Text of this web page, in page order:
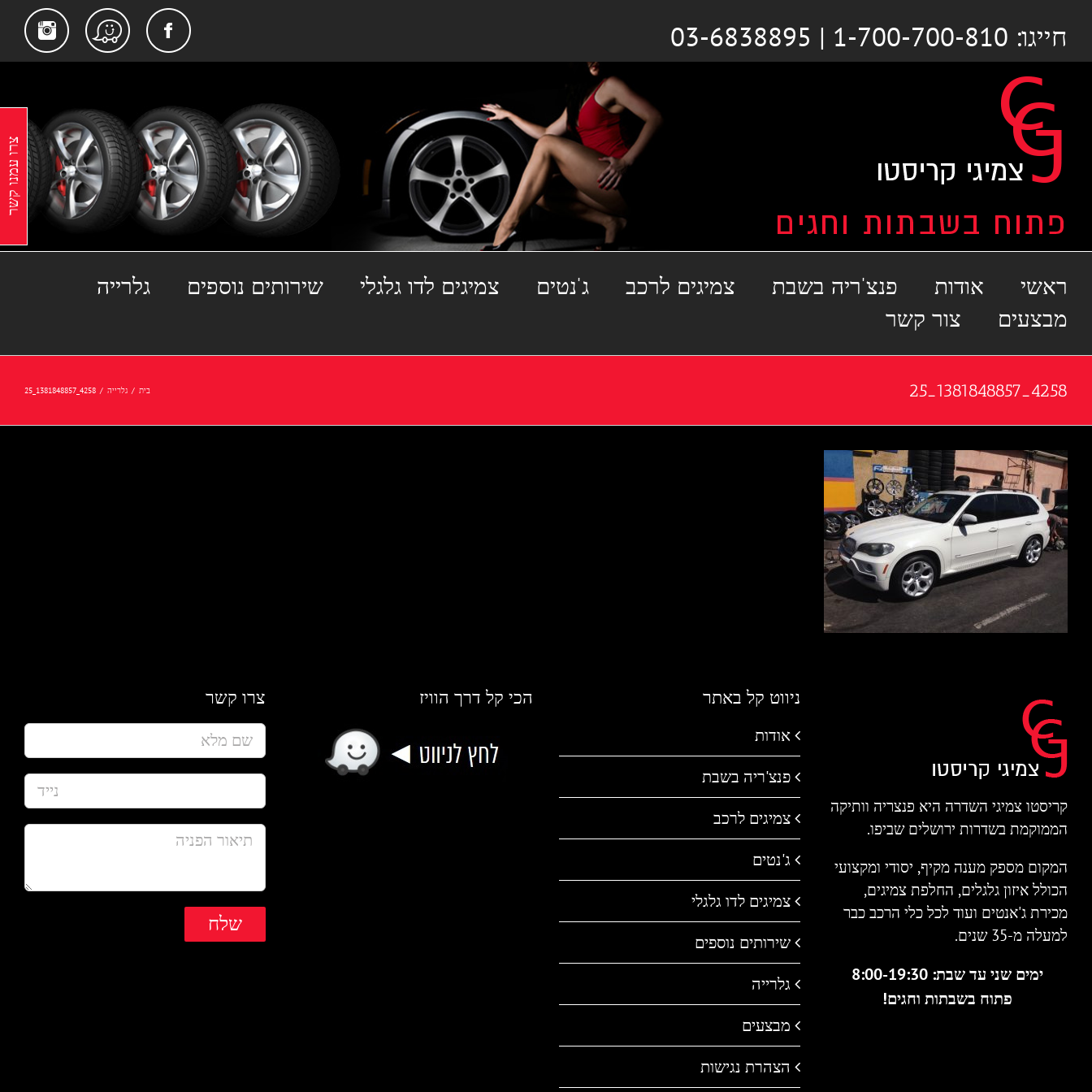
לתוכןחייגו: 1-700-700-810 | 03-6838895 Facebook
Waze
ראשי אודות פנצ'ריה בשבת צמיגים לרכב ג'נטים צמיגים לדו גלגלי שירותים נוספים
גלרייה
מבצעים
צור קשר
4258_1381848857_25 בית / גלרייה /
4258_1381848857_25
קריסטו צמיגי השדרה היא פנצריה וותיקה
הממוקמת בשדרות ירושלים שביפו.
המקום מספק מענה מקיף, יסודי ומקצועי
הכולל איזון גלגלים, החלפת צמיגים,
מכירת ג'אנטים ועוד לכל כלי הרכב כבר
למעלה מ-35 שנים.
ימים שני עד שבת: 8:00-19:30
פתוח בשבתות וחגים!
ניווט קל באתר
אודות
פנצ'ריה בשבת
צמיגים לרכב
ג'נטים
צמיגים לדו גלגלי
שירותים נוספים
גלרייה
מבצעים
הצהרת נגישות
הכי קל דרך הוויז צרו קשר
צרו עמנו קשר